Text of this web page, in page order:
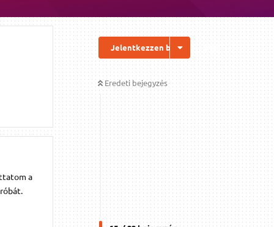
Jelentkezzen be a válaszhoz
Eredeti bejegyzés
a